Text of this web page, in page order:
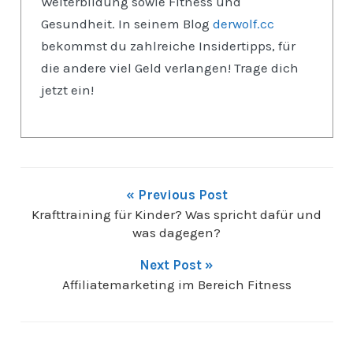
Gesundheit. In seinem Blog derwolf.cc
bekommst du zahlreiche Insidertipps, für
die andere viel Geld verlangen! Trage dich
jetzt ein!
« Previous Post
Krafttraining für Kinder? Was spricht dafür und
was dagegen?
Next Post »
Affiliatemarketing im Bereich Fitness